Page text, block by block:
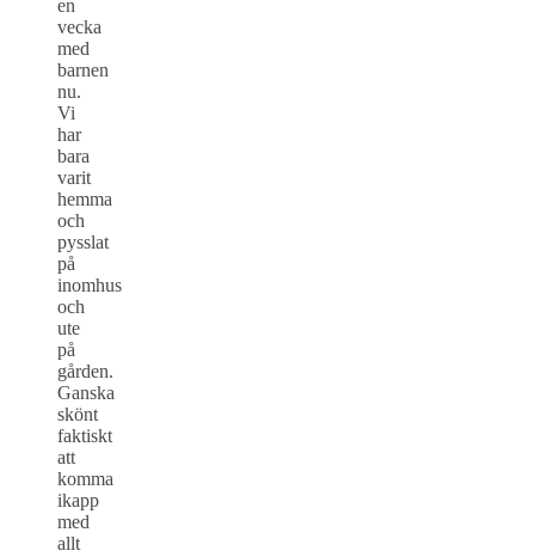
en
vecka
med
barnen
nu.
Vi
har
bara
varit
hemma
och
pysslat
på
inomhus
och
ute
på
gården.
Ganska
skönt
faktiskt
att
komma
ikapp
med
allt